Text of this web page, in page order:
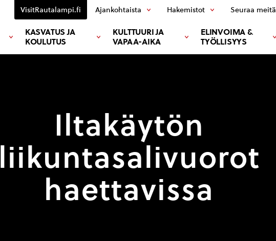
KASVATUS JA
KOULUTUS
KULTTUURI JA
VAPAA-AIKA
ELINVOIMA &
TYÖLLISYYS
VisitRautalampi.fi Ajankohtaista Hakemistot Seuraa meitä
Iltakäytön
liikuntasalivuorot
haettavissa